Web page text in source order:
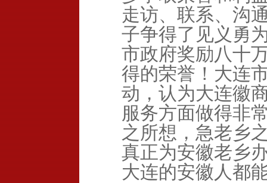
走访、联系、沟
子争得了见义勇
市政府奖励八十
得的荣誉！大连
动，认为大连徽
服务方面做得非
之所想，急老乡
真正为安徽老乡
大连的安徽人都